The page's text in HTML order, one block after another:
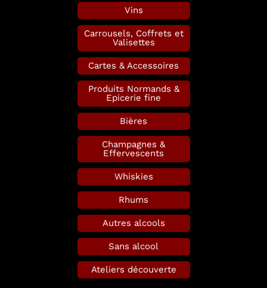
Vins
Carrousels, Coffrets et
Valisettes
Cartes & Accessoires
Produits Normands &
Epicerie fine
Bières
Champagnes &
Effervescents
Whiskies
Rhums
Autres alcools
Sans alcool
Ateliers découverte